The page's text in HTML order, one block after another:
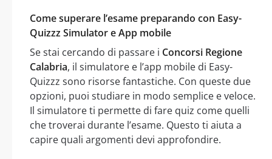
Come superare l’esame preparando con Easy-
Quizzz Simulator e App mobile
Se stai cercando di passare i Concorsi Regione
Calabria, il simulatore e l’app mobile di Easy-
Quizzz sono risorse fantastiche. Con queste due
opzioni, puoi studiare in modo semplice e veloce.
Il simulatore ti permette di fare quiz come quelli
che troverai durante l’esame. Questo ti aiuta a
capire quali argomenti devi approfondire.